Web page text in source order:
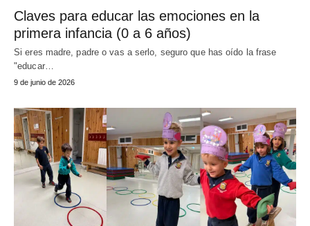
Claves para educar las emociones en la
primera infancia (0 a 6 años)
Si eres madre, padre o vas a serlo, seguro que has oído la frase
"educar…
9 de junio de 2026